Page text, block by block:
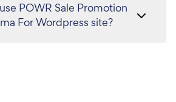
POWR Sale Promotion
For Wordpress site?